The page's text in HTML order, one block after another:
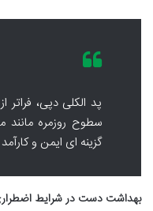
پد الکلی دپی،
سطوح روزمره مانند
گزینه ای ایمن و
بهداشت دست در شرایط